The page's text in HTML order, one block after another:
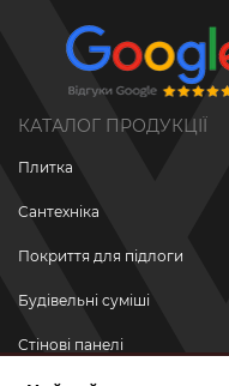
КАТАЛОГ ПРОДУКЦІЇ
Плитка
Сантехніка
Покриття для підлоги
Будівельні суміші
Стінові панелі